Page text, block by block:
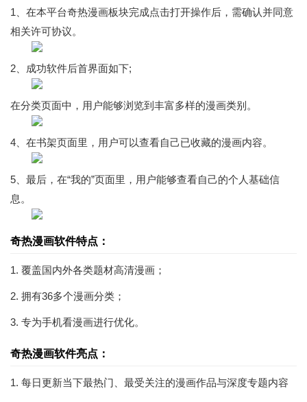
1、在本平台奇热漫画板块完成点击打开操作后，需确认并同意
相关许可协议。
2、成功软件后首界面如下;
在分类页面中，用户能够浏览到丰富多样的漫画类别。
4、在书架页面里，用户可以查看自己已收藏的漫画内容。
5、最后，在“我的”页面里，用户能够查看自己的个人基础信
息。
奇热漫画软件特点：
1. 覆盖国内外各类题材高清漫画；
2. 拥有36多个漫画分类；
3. 专为手机看漫画进行优化。
奇热漫画软件亮点：
1. 每日更新当下最热门、最受关注的漫画作品与深度专题内容